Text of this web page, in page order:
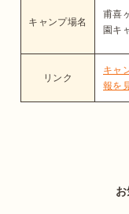
キャンプ場名
甫喜
園キ
リンク
キャ
報を